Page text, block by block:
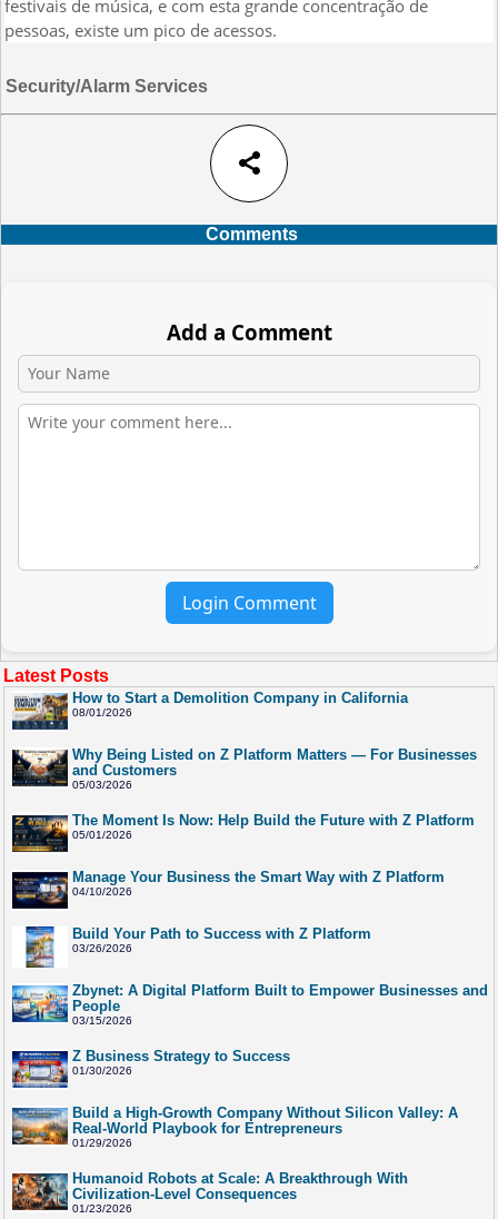
festivais de música, e com esta grande concentração de
pessoas, existe um pico de acessos.
Security/Alarm Services
share
Comments
Add a Comment
Login Comment
Latest Posts
How to Start a Demolition Company in California
08/01/2026
Why Being Listed on Z Platform Matters — For Businesses
and Customers
05/03/2026
The Moment Is Now: Help Build the Future with Z Platform
05/01/2026
Manage Your Business the Smart Way with Z Platform
04/10/2026
Build Your Path to Success with Z Platform
03/26/2026
Zbynet: A Digital Platform Built to Empower Businesses and
People
03/15/2026
Z Business Strategy to Success
01/30/2026
Build a High-Growth Company Without Silicon Valley: A
Real-World Playbook for Entrepreneurs
01/29/2026
Humanoid Robots at Scale: A Breakthrough With
Civilization-Level Consequences
01/23/2026